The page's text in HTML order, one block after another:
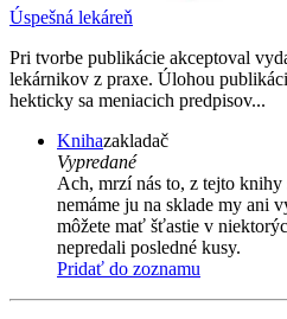
Úspešná lekáreň
Pri tvorbe publikácie akceptoval
lekárnikov z praxe. Úlohou
hekticky sa meniacich predpisov...
Knihazakladač
Vypredané
Ach, mrzí nás to, z tejto
nemáme ju na sklade my ani
môžete mať šťastie v
nepredali posledné kusy.
Pridať do zoznamu